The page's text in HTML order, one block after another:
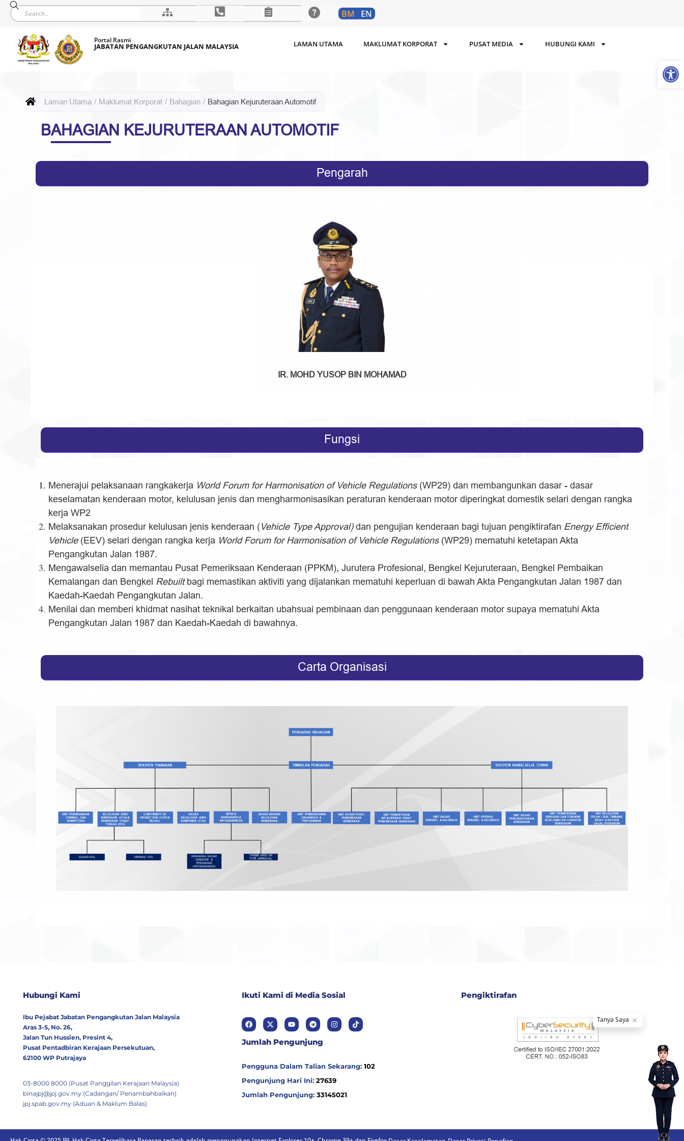
content
BM EN
Portal Rasmi
JABATAN PENGANGKUTAN JALAN MALAYSIA LAMAN UTAMA MAKLUMAT KORPORAT PUSAT MEDIA HUBUNGI KAMI
Laman Utama / Maklumat Korporat / Bahagian / Bahagian Kejuruteraan Automotif
BAHAGIAN KEJURUTERAAN AUTOMOTIF
Pengarah
IR. MOHD YUSOP BIN MOHAMAD
Fungsi
Menerajui pelaksanaan rangkakerja World Forum for Harmonisation of Vehicle Regulations(WP29) dan membangunkan dasar - dasar
keselamatan kenderaan motor, kelulusan jenis dan mengharmonisasikan peraturan kenderaan motor diperingkat domestik selari dengan rangka
kerja WP2
Melaksanakan prosedur kelulusan jenis kenderaan ( Vehicle Type Approval) dan pengujian kenderaan bagi tujuan pengiktirafan Energy Efficient
Vehicle(EEV) selari dengan rangka kerja World Forum for Harmonisation of Vehicle Regulations(WP29) mematuhi ketetapan Akta
Pengangkutan Jalan 1987.
Mengawalselia dan memantau Pusat Pemeriksaan Kenderaan (PPKM), Jurutera Profesional, Bengkel Kejuruteraan, Bengkel Pembaikan
Kemalangan dan Bengkel Rebuiltbagi memastikan aktiviti yang dijalankan mematuhi keperluan di bawah Akta Pengangkutan Jalan 1987 dan
Kaedah-Kaedah Pengangkutan Jalan.
Menilai dan memberi khidmat nasihat teknikal berkaitan ubahsuai pembinaan dan penggunaan kenderaan motor supaya mematuhi Akta
Pengangkutan Jalan 1987 dan Kaedah-Kaedah di bawahnya.
Carta Organisasi
Hubungi Kami
Ibu Pejabat Jabatan Pengangkutan Jalan Malaysia
Aras 3-5, No. 26,
Jalan Tun Hussien, Presint 4,
Pusat Pentadbiran Kerajaan Persekutuan,
62100 WP Putrajaya
03-8000 8000 (Pusat Panggilan Kerajaan Malaysia)
binajpj@jpj.gov.my (Cadangan/ Penambahbaikan)
jpj.spab.gov.my (Aduan & Maklum Balas)
Ikuti Kami di Media Sosial
Jumlah Pengunjung
Pengguna Dalam Talian Sekarang:102
Pengunjung Hari Ini:27639
Jumlah Pengunjung:33145021
Pengiktirafan